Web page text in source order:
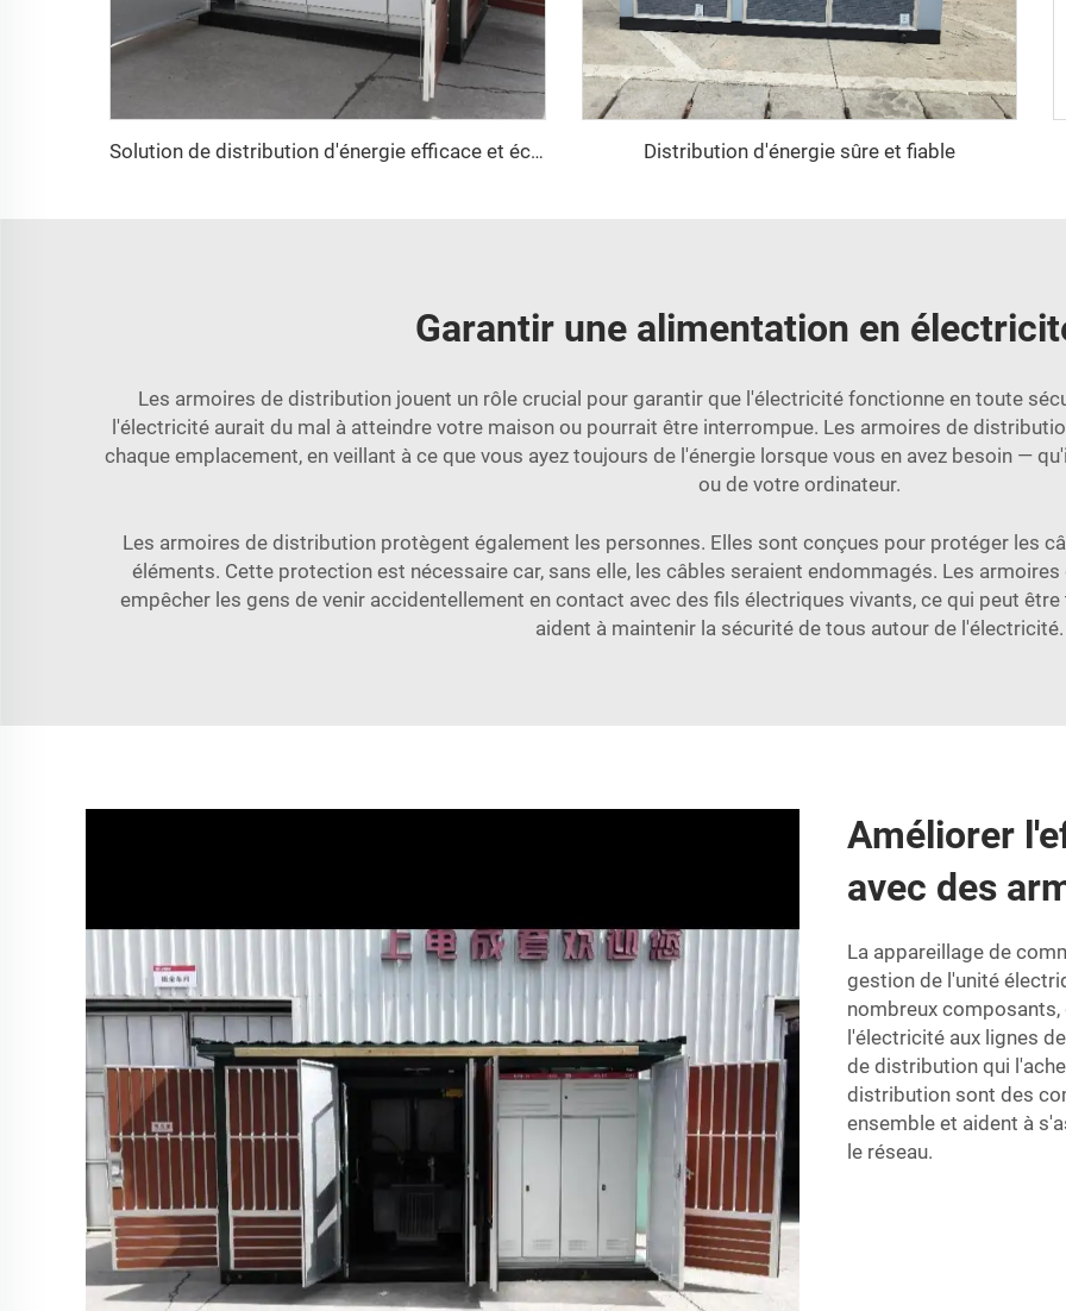
Solution de distribution d'énergie efficace et économisant l'énergie Distribution d'énergie sûre et fiable
Garantir une alimentation en
Les armoires de distribution jouent un rôle crucial pour garantir que l'électricité fonctionne en toute
l'électricité aurait du mal à atteindre votre maison ou pourrait être interrompue. Les armoires de
chaque emplacement, en veillant à ce que vous ayez toujours de l'énergie lorsque vous en avez besoin —
ou de votre ordinateur.
Les armoires de distribution protègent également les personnes. Elles sont conçues pour protéger les
éléments. Cette protection est nécessaire car, sans elle, les câbles seraient endommagés. Les
empêcher les gens de venir accidentellement en contact avec des fils électriques vivants, ce qui peut
aident à maintenir la sécurité de tous autour de l'électricité.
Améliorer
avec des
La appareillage de
gestion de l'unité
nombreux
l'électricité aux lignes
de distribution qui
distribution sont des
ensemble et aident à
le réseau.